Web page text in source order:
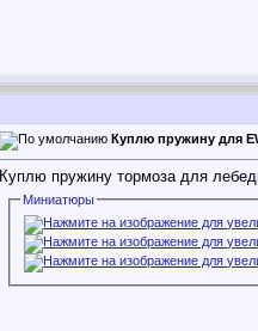
Куплю пружину для
Куплю пружину тормоза для
Миниатюры